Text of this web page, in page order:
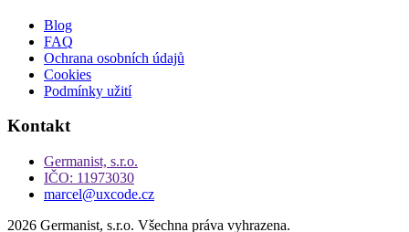
Blog
FAQ
Ochrana osobních údajů
Cookies
Podmínky užití
Kontakt
Germanist, s.r.o.
IČO: 11973030
marcel@uxcode.cz
2026 Germanist, s.r.o. Všechna práva vyhrazena.